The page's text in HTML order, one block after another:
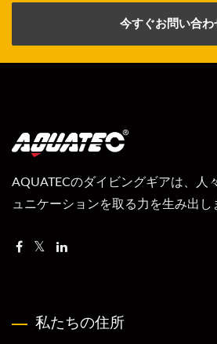
今すぐお問い合わ
AQUATECのダイビングギアは、人
ュニケーションを取る力を生み出し
私たちの住所